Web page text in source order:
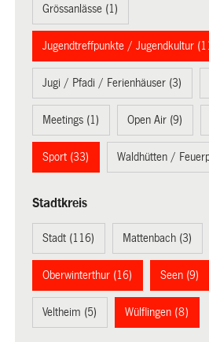
Grössanlässe (1)
Jugendtreffpunkte / Jugendkultur
Jugi / Pfadi / Ferienhäuser (3)
Meetings (1) Open Air (9)
Sport (33) Waldhütten /
Stadtkreis
Stadt (116) Mattenbach (3)
Oberwinterthur (16) Seen (9)
Veltheim (5) Wülflingen (8)